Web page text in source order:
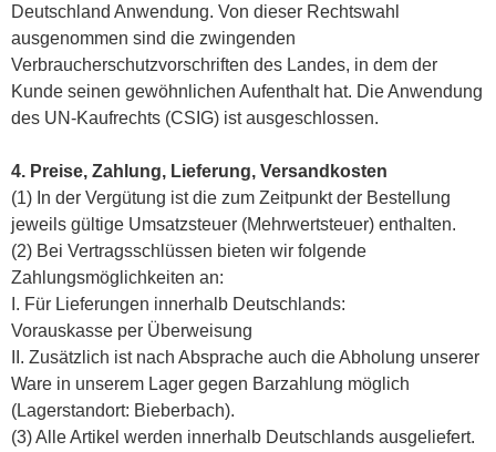
Deutschland Anwendung. Von dieser Rechtswahl
ausgenommen sind die zwingenden
Verbraucherschutzvorschriften des Landes, in dem der
Kunde seinen gewöhnlichen Aufenthalt hat. Die Anwendung
des UN-Kaufrechts (CSIG) ist ausgeschlossen.
4. Preise, Zahlung, Lieferung, Versandkosten
(1) In der Vergütung ist die zum Zeitpunkt der Bestellung
jeweils gültige Umsatzsteuer (Mehrwertsteuer) enthalten.
(2) Bei Vertragsschlüssen bieten wir folgende
Zahlungsmöglichkeiten an:
I. Für Lieferungen innerhalb Deutschlands:
Vorauskasse per Überweisung
II. Zusätzlich ist nach Absprache auch die Abholung unserer
Ware in unserem Lager gegen Barzahlung möglich
(Lagerstandort: Bieberbach).
(3) Alle Artikel werden innerhalb Deutschlands ausgeliefert.